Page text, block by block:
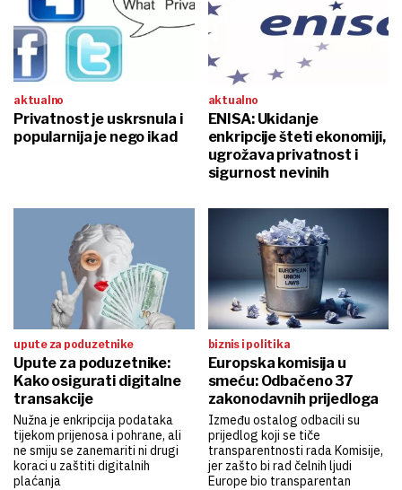
aktualno
Privatnost je uskrsnula i
popularnija je nego ikad
aktualno
ENISA: Ukidanje
enkripcije šteti ekonomiji,
ugrožava privatnost i
sigurnost nevinih
upute za poduzetnike
Upute za poduzetnike:
Kako osigurati digitalne
transakcije
Nužna je enkripcija podataka
tijekom prijenosa i pohrane, ali
ne smiju se zanemariti ni drugi
koraci u zaštiti digitalnih
plaćanja
biznis i politika
Europska komisija u
smeću: Odbačeno 37
zakonodavnih prijedloga
Između ostalog odbacili su
prijedlog koji se tiče
transparentnosti rada Komisije,
jer zašto bi rad čelnih ljudi
Europe bio transparentan